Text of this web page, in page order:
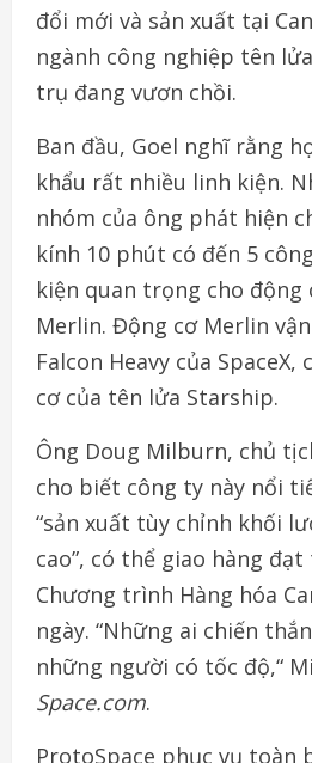
đổi mới và sản xuất tại
ngành công nghiệp tên
trụ đang vươn chồi.
Ban đầu, Goel nghĩ rằng
khẩu rất nhiều linh kiện.
nhóm của ông phát hiện
kính 10 phút có đến 5
kiện quan trọng cho động
Merlin. Động cơ Merlin
Falcon Heavy của
cơ của tên lửa Starship.
Ông Doug Milburn, chủ
cho biết công ty này nổi
“sản xuất tùy chỉnh khối
cao”, có thể giao hàng đạt
Chương trình Hàng hóa
ngày. “Những ai chiến
những người có tốc độ,“
Space.com.
ProtoSpace phục vụ toàn